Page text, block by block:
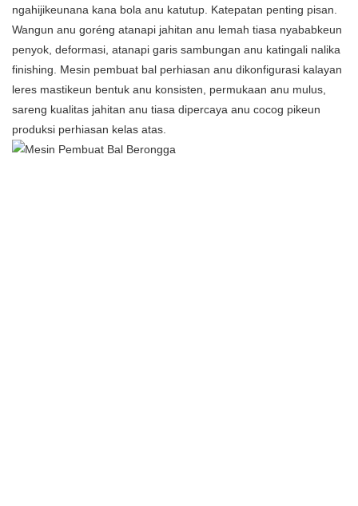
ngahijikeunana kana bola anu katutup. Katepatan penting pisan.
Wangun anu goréng atanapi jahitan anu lemah tiasa nyababkeun
penyok, deformasi, atanapi garis sambungan anu katingali nalika
finishing. Mesin pembuat bal perhiasan anu dikonfigurasi kalayan
leres mastikeun bentuk anu konsisten, permukaan anu mulus,
sareng kualitas jahitan anu tiasa dipercaya anu cocog pikeun
produksi perhiasan kelas atas.